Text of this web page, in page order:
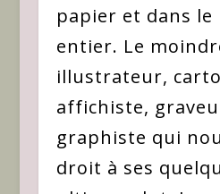
papier et dans le
entier. Le
illustrateur,
affichiste,
graphiste qui
droit à ses